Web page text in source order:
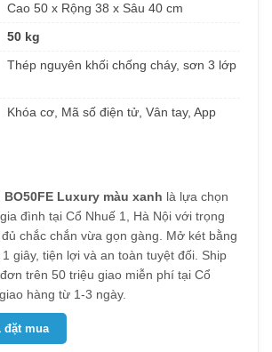
Cao 50 x Rộng 38 x Sâu 40 cm
50 kg
Thép nguyên khối chống cháy, sơn 3 lớp
Khóa cơ, Mã số điện tử, Vân tay, App
Luxury màu xanh là lựa chọn
đình tại Cổ Nhuế 1, Hà Nội với trọng
chắc chắn vừa gọn gàng. Mở két bằng
giây, tiện lợi và an toàn tuyệt đối. Ship
trên 50 triệu giao miễn phí tại Cổ
hàng từ 1-3 ngày.
đặt mua